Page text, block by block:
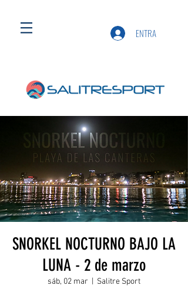
ENTRA
SNORKEL NOCTURNO BAJO LA
LUNA - 2 de marzo
sáb, 02 mar Salitre Sport